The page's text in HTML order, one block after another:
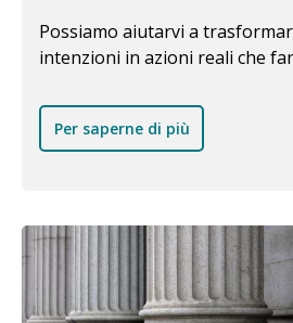
Possiamo aiutarvi a
intenzioni in azioni reali che
Per saperne di più